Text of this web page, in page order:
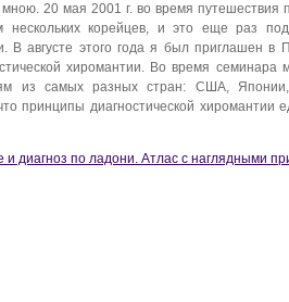
мною. 20 мая 2001 г. во время
корейцев, и это еще раз
В августе этого года я был приглашен в
хиромантии. Во время семинара
из самых разных стран: США, Японии,
принципы диагностической хиромантии
диагноз по ладони. Атлас с наглядными